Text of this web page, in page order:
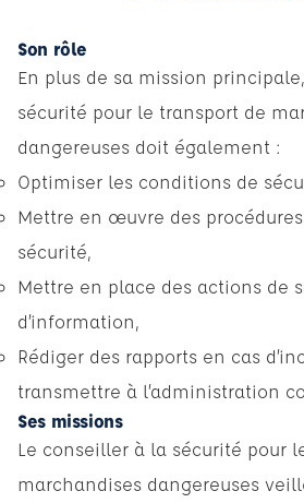
Son rôle
En plus de sa mission
sécurité pour le transport de
dangereuses doit également :
Optimiser les conditions de
Mettre en œuvre des
sécurité,
Mettre en place des actions de
d’information,
Rédiger des rapports en cas
transmettre à l’administration
Ses missions
Le conseiller à la sécurité pour
marchandises dangereuses